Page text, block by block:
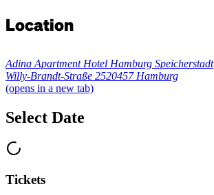
Location
Adina Apartment Hotel Hamburg Speicherstadt
Willy-Brandt-Straße 2520457 Hamburg
(opens in a new tab)
Select Date
Tickets